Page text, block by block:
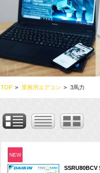
TOP > 業務用エアコン > 3馬力
NEW
SSRU80BCV